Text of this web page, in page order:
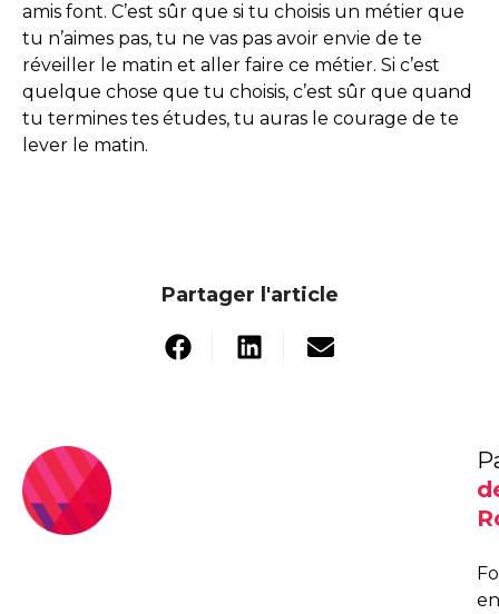
amis font. C’est sûr que si tu choisis un métier que
tu n’aimes pas, tu ne vas pas avoir envie de te
réveiller le matin et aller faire ce métier. Si c’est
quelque chose que tu choisis, c’est sûr que quand
tu termines tes études, tu auras le courage de te
lever le matin.
Partager l'article
en